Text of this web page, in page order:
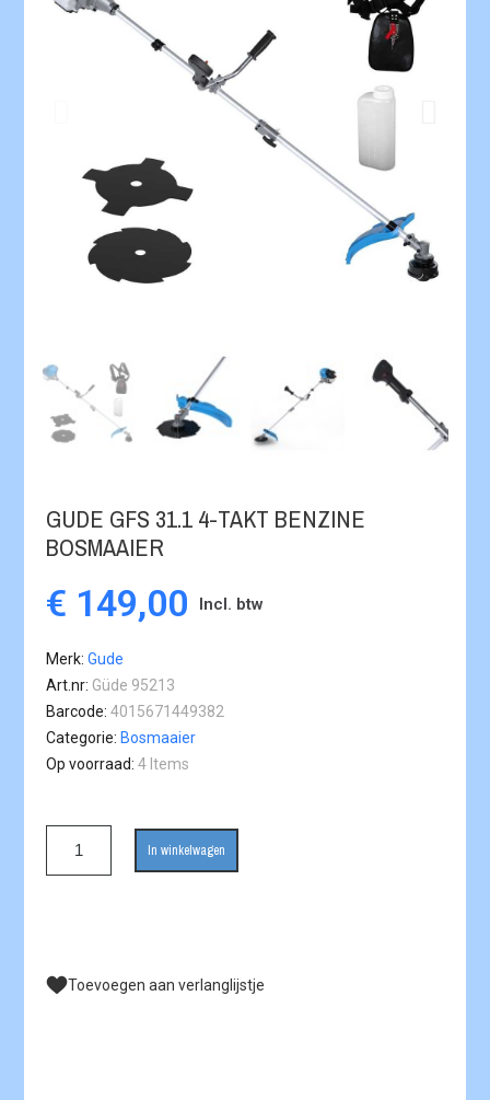
GUDE GFS 31.1 4-TAKT BENZINE
BOSMAAIER
€ 149,00 Incl. btw
Merk Gude
Art.nr Güde 95213
Barcode 4015671449382
Categorie Bosmaaier
Op voorraad 4 Items
In winkelwagen
Toevoegen aan verlanglijstje